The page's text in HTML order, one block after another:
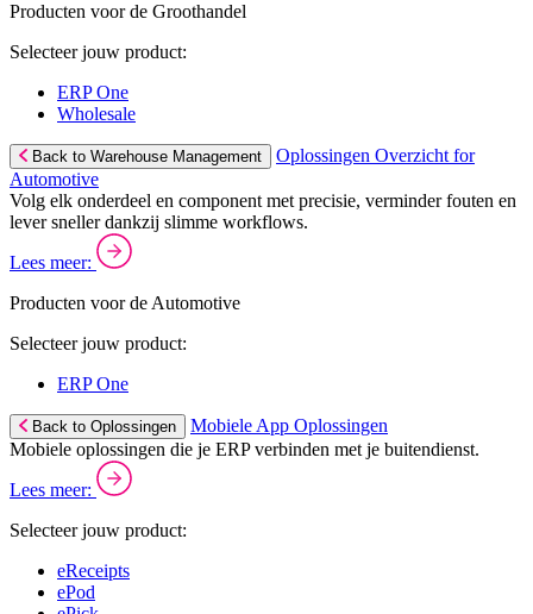
Producten voor de Groothandel
Selecteer jouw product:
ERP One
Wholesale
Back to Warehouse Management
Oplossingen Overzicht for
Automotive
Volg elk onderdeel en component met precisie, verminder fouten en
lever sneller dankzij slimme workflows.
Lees meer:
Producten voor de Automotive
Selecteer jouw product:
ERP One
Back to Oplossingen
Mobiele App Oplossingen
Mobiele oplossingen die je ERP verbinden met je buitendienst.
Lees meer:
Selecteer jouw product:
eReceipts
ePod